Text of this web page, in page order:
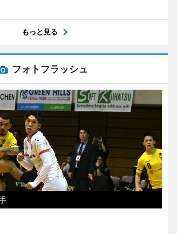
もっと見る
フォトフラッシュ